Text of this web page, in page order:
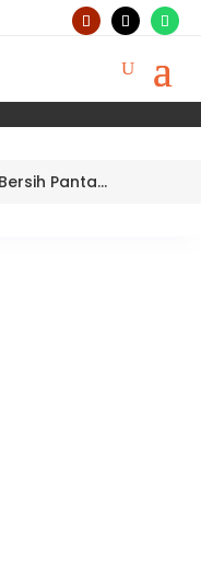
Sampah Dipilah, Bumi Lestari: Aksi Bersih Pantai Ujung Batu oleh Tim Bank Sampah MTsN 3 Kota Padang